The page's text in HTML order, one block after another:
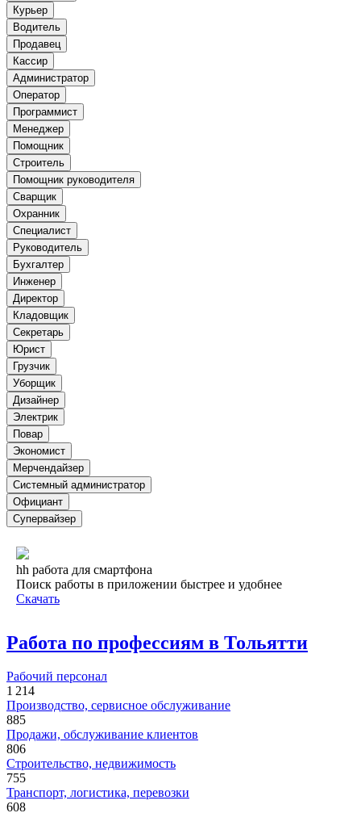
Курьер
Водитель
Продавец
Кассир
Администратор
Оператор
Программист
Менеджер
Помощник
Строитель
Помощник руководителя
Сварщик
Охранник
Специалист
Руководитель
Бухгалтер
Инженер
Директор
Кладовщик
Секретарь
Юрист
Грузчик
Уборщик
Дизайнер
Электрик
Повар
Экономист
Мерчендайзер
Системный администратор
Официант
Супервайзер
hh работа для смартфона
Поиск работы в приложении быстрее и удобнее
Скачать
Работа по профессиям в Тольятти
Рабочий персонал
1 214
Производство, сервисное обслуживание
885
Продажи, обслуживание клиентов
806
Строительство, недвижимость
755
Транспорт, логистика, перевозки
608